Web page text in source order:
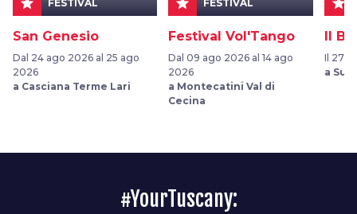
star FESTIVAL
San Genesio
Dal 24 ago 2026 al 25 ago
2026
a Casciana Terme Lari
star FESTIVAL
Festival Vol'Tango
Dal 09 ago 2026 al 14 ago
2026
a Montecatini Val di
Cecina
star
Il
Il 27
a
#YourTuscany: